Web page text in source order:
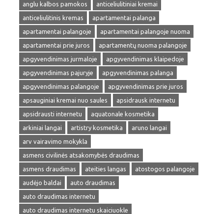
anglu kalbos pamokos
anticeliulitiniai kremai
anticeliulitinis kremas
apartamentai palanga
apartamentai palangoje
apartamentai palangoje nuoma
apartamentai prie juros
apartamentų nuoma palangoje
apgyvendinimas jurmaloje
apgyvendinimas klaipedoje
apgyvendinimas pajuryje
apgyvendinimas palanga
apgyvendinimas palangoje
apgyvendinimas prie juros
apsauginiai kremai nuo saules
apsidrausk internetu
apsidrausti internetu
aquatonale kosmetika
arkiniai langai
artistry kosmetika
aruno langai
arv vairavimo mokykla
asmens civilinės atsakomybės draudimas
asmens draudimas
ateities langas
atostogos palangoje
audėjo baldai
auto draudimas
auto draudimas internetu
auto draudimas internetu skaiciuokle